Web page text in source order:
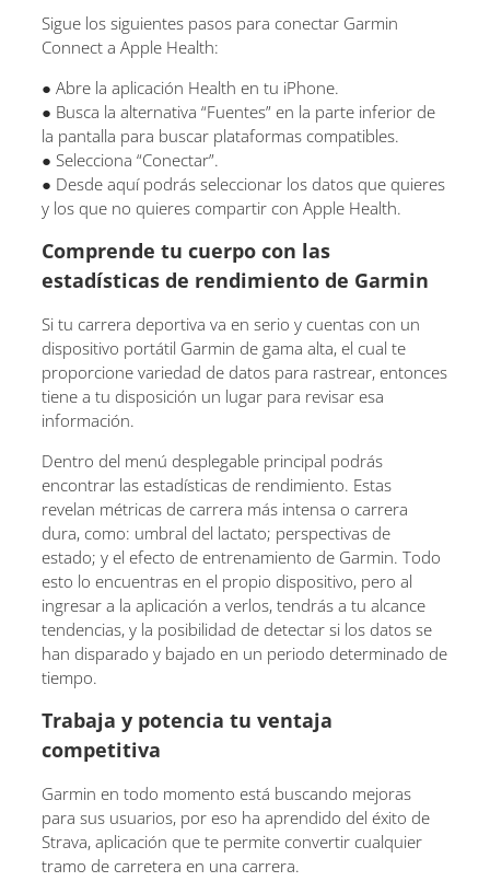
Sigue los siguientes pasos para conectar Garmin
Connect a Apple Health:
● Abre la aplicación Health en tu iPhone.
● Busca la alternativa “Fuentes” en la parte inferior de
la pantalla para buscar plataformas compatibles.
● Selecciona “Conectar”.
● Desde aquí podrás seleccionar los datos que quieres
y los que no quieres compartir con Apple Health.
Comprende tu cuerpo con las
estadísticas de rendimiento de Garmin
Si tu carrera deportiva va en serio y cuentas con un
dispositivo portátil Garmin de gama alta, el cual te
proporcione variedad de datos para rastrear, entonces
tiene a tu disposición un lugar para revisar esa
información.
Dentro del menú desplegable principal podrás
encontrar las estadísticas de rendimiento. Estas
revelan métricas de carrera más intensa o carrera
dura, como: umbral del lactato; perspectivas de
estado; y el efecto de entrenamiento de Garmin. Todo
esto lo encuentras en el propio dispositivo, pero al
ingresar a la aplicación a verlos, tendrás a tu alcance
tendencias, y la posibilidad de detectar si los datos se
han disparado y bajado en un periodo determinado de
tiempo.
Trabaja y potencia tu ventaja
competitiva
Garmin en todo momento está buscando mejoras
para sus usuarios, por eso ha aprendido del éxito de
Strava, aplicación que te permite convertir cualquier
tramo de carretera en una carrera.